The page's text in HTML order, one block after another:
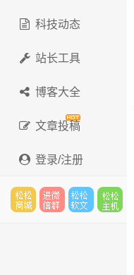
科技动态
站长工具
博客大全
文章投稿
登录/注册